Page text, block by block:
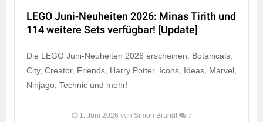
LEGO Juni-Neuheiten 2026: Minas Tirith und
114 weitere Sets verfügbar! [Update]
Die LEGO Juni-Neuheiten 2026 erscheinen: Botanicals,
City, Creator, Friends, Harry Potter, Icons, Ideas, Marvel,
Ninjago, Technic und mehr!
1. Juni 2026 von Simon Brandt 7